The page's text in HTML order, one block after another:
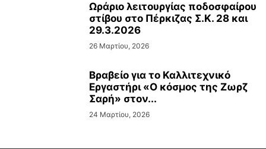
Ωράριο λειτουργίας ποδοσφαίρου
στίβου στο Πέρκιζας Σ.Κ. 28 και
29.3.2026
26 Μαρτίου, 2026
Βραβείο για το Καλλιτεχνικό
Εργαστήρι «Ο κόσμος της Ζωρζ
Σαρή» στον...
24 Μαρτίου, 2026